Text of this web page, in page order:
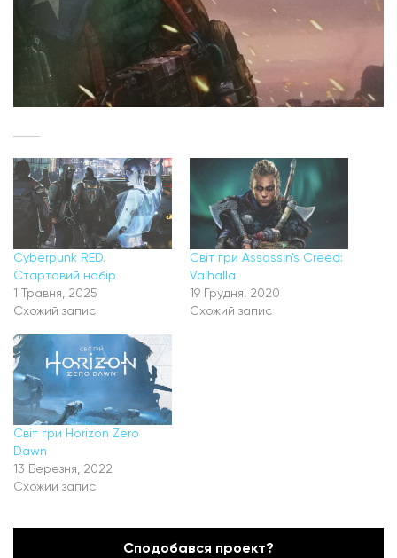
Cyberpunk RED.
Стартовий набір
1 Травня, 2025
Схожий запис
Світ гри Assassin’s Creed:
Valhalla
19 Грудня, 2020
Схожий запис
Світ гри Horizon Zero
Dawn
13 Березня, 2022
Схожий запис
Сподобався проект?